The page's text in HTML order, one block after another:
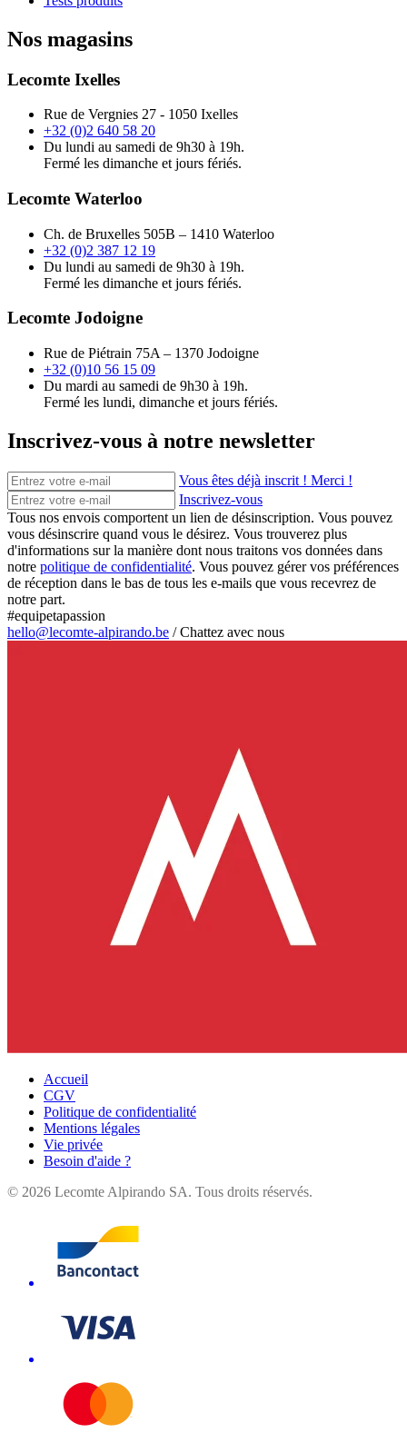
Nos magasins
Lecomte Ixelles
Rue de Vergnies 27 - 1050 Ixelles
+32 (0)2 640 58 20
Du lundi au samedi de 9h30 à 19h.
Fermé les dimanche et jours fériés.
Lecomte Waterloo
Ch. de Bruxelles 505B – 1410 Waterloo
+32 (0)2 387 12 19
Du lundi au samedi de 9h30 à 19h.
Fermé les dimanche et jours fériés.
Lecomte Jodoigne
Rue de Piétrain 75A – 1370 Jodoigne
+32 (0)10 56 15 09
Du mardi au samedi de 9h30 à 19h.
Fermé les lundi, dimanche et jours fériés.
Inscrivez-vous à notre newsletter
Vous êtes déjà inscrit ! Merci !
Inscrivez-vous
Tous nos envois comportent un lien de désinscription. Vous pouvez
vous désinscrire quand vous le désirez. Vous trouverez plus
d'informations sur la manière dont nous traitons vos données dans
notre politique de confidentialité. Vous pouvez gérer vos préférences
de réception dans le bas de tous les e-mails que vous recevrez de
notre part.
#equipetapassion
hello@lecomte-alpirando.be /Chattez avec nous
Accueil
CGV
Politique de confidentialité
Mentions légales
Vie privée
Besoin d'aide ?
© 2026 Lecomte Alpirando SA. Tous droits réservés.